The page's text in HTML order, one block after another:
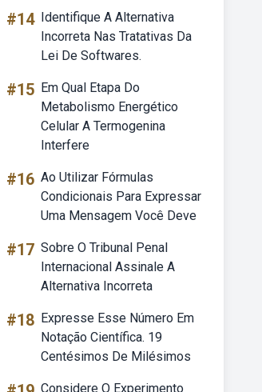
#14 Identifique A Alternativa
Incorreta Nas Tratativas Da
Lei De Softwares.
#15 Em Qual Etapa Do
Metabolismo Energético
Celular A Termogenina
Interfere
#16 Ao Utilizar Fórmulas
Condicionais Para Expressar
Uma Mensagem Você Deve
#17 Sobre O Tribunal Penal
Internacional Assinale A
Alternativa Incorreta
#18 Expresse Esse Número Em
Notação Científica. 19
Centésimos De Milésimos
Considere O Experimento